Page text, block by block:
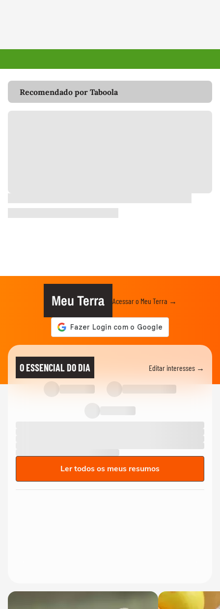
Recomendado por Taboola
Meu Terra Acessar o Meu Terra →
O ESSENCIAL DO DIA Editar interesses →
Ler todos os meus resumos